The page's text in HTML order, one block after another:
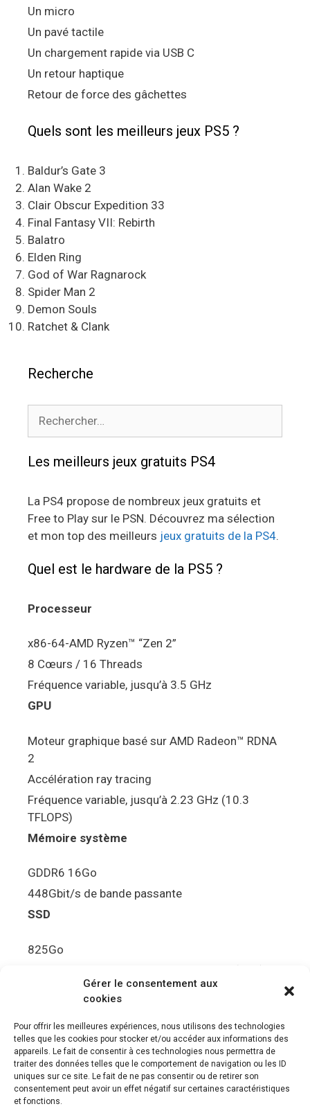
Gérer le consentement aux
cookies
Pour offrir les meilleures expériences, nous utilisons des technologies
telles que les cookies pour stocker et/ou accéder aux informations des
appareils. Le fait de consentir à ces technologies nous permettra de
traiter des données telles que le comportement de navigation ou les ID
uniques sur ce site. Le fait de ne pas consentir ou de retirer son
consentement peut avoir un effet négatif sur certaines caractéristiques
et fonctions.
Un micro
Un pavé tactile
Un chargement rapide via USB C
Un retour haptique
Retour de force des gâchettes
Quels sont les meilleurs jeux PS5 ?
Baldur’s Gate 3
Alan Wake 2
Clair Obscur Expedition 33
Final Fantasy VII: Rebirth
Balatro
Elden Ring
God of War Ragnarock
Spider Man 2
Demon Souls
Ratchet & Clank
Recherche
Les meilleurs jeux gratuits PS4
La PS4 propose de nombreux jeux gratuits et
Free to Play sur le PSN. Découvrez ma sélection
et mon top des meilleurs jeux gratuits de la PS4.
Quel est le hardware de la PS5 ?
Processeur
x86-64-AMD Ryzen™ “Zen 2”
8 Cœurs / 16 Threads
Fréquence variable, jusqu’à 3.5 GHz
GPU
Moteur graphique basé sur AMD Radeon™ RDNA
2
Accélération ray tracing
Fréquence variable, jusqu’à 2.23 GHz (10.3
TFLOPS)
Mémoire système
GDDR6 16Go
448Gbit/s de bande passante
SSD
825Go
5.5Gbit/s de bande passante en lecture (Brut)
Disque de jeu PS5
Ultra HD Blu-ray™, jusqu’à 100Go/disque
Sortie vidéo
Compatibilité avec les téléviseurs 4K 120Hz et
8K, VRR (spécification HDMI v. 2.1)